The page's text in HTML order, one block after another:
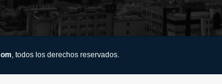
, todos los derechos reservados.